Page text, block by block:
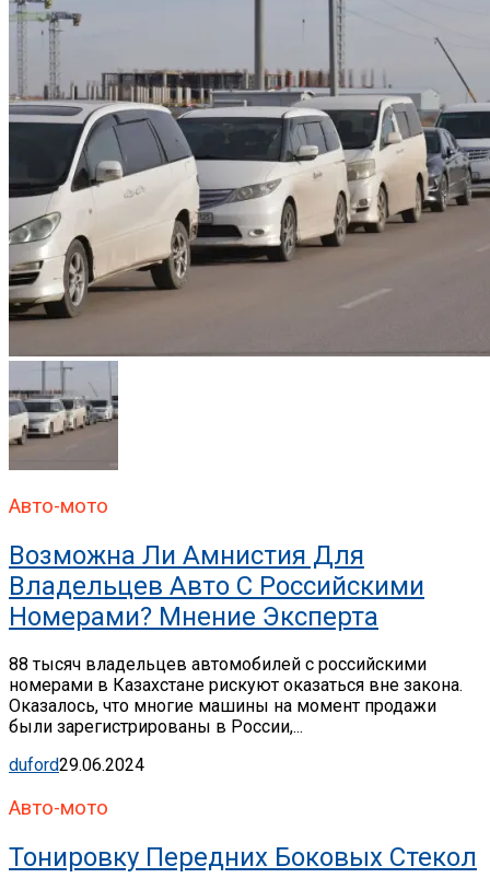
Авто-мото
Возможна Ли Амнистия Для
Владельцев Авто С Российскими
Номерами? Мнение Эксперта
88 тысяч владельцев автомобилей с российскими
номерами в Казахстане рискуют оказаться вне закона.
Оказалось, что многие машины на момент продажи
были зарегистрированы в России,...
duford29.06.2024
Авто-мото
Тонировку Передних Боковых Стекол